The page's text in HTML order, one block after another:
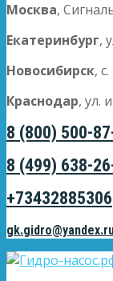
Москва,
Екатеринбург,
Новосибирск,
Краснодар, ул.
8 (800) 500-
8 (499) 638-
+73432885306